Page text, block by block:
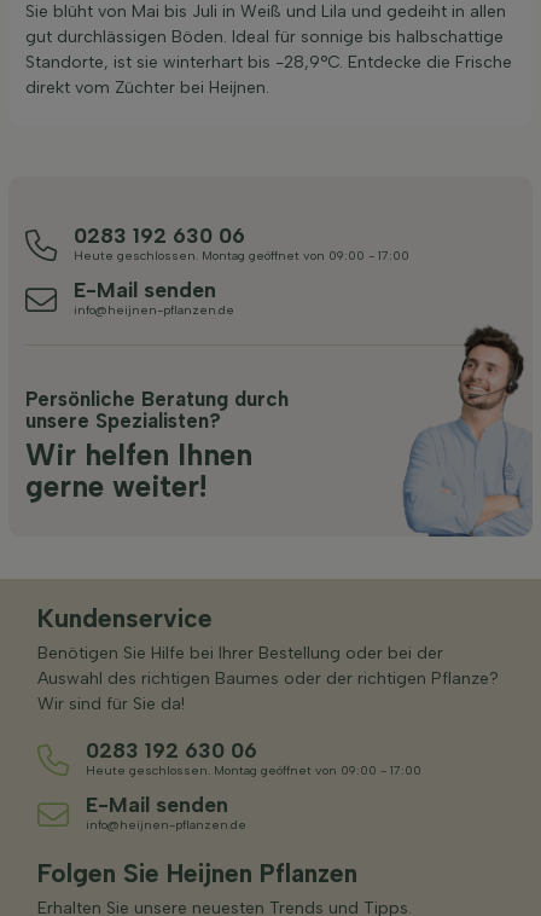
Sie blüht von Mai bis Juli in Weiß und Lila und gedeiht in allen
gut durchlässigen Böden. Ideal für sonnige bis halbschattige
Standorte, ist sie winterhart bis -28,9°C. Entdecke die Frische
direkt vom Züchter bei Heijnen.
0283 192 630 06
Heute geschlossen. Montag geöffnet von 09:00 - 17:00
E-Mail senden
info@heijnen-pflanzen.de
Persönliche Beratung durch
unsere Spezialisten?
Wir helfen Ihnen
gerne weiter!
Kundenservice
Benötigen Sie Hilfe bei Ihrer Bestellung oder bei der
Auswahl des richtigen Baumes oder der richtigen Pflanze?
Wir sind für Sie da!
0283 192 630 06
Heute geschlossen. Montag geöffnet von 09:00 - 17:00
E-Mail senden
info@heijnen-pflanzen.de
Folgen Sie Heijnen Pflanzen
Erhalten Sie unsere neuesten Trends und Tipps.